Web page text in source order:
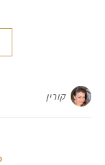
קורין